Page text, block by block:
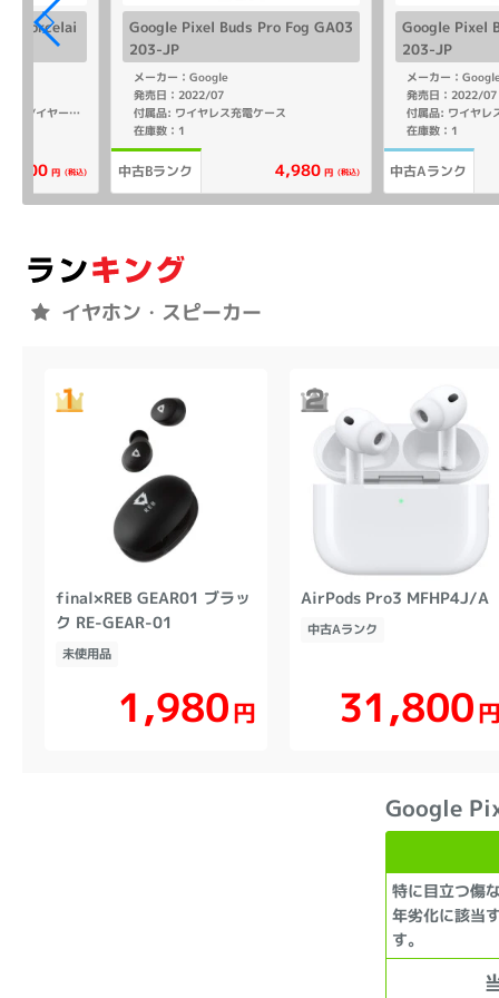
Porcelai
付属品: 箱/ワイヤレス充電ケース/イヤーチップ(XS/S/M/L)/クイックスタートガイド
円 (税込)
Google Pixel Buds Pro Fog GA03
203-JP
メーカー：Google
発売日：2022/07
付属品: ワイヤレス充電ケース
在庫数：1
中古Bランク 4,980 円 (税込)
Google Pixel
203-JP
メーカー：
発売日：2022/07
付属品: ワイヤレ
在庫数：1
中古Aランク
イヤホン・スピーカー
final×REB GEAR01 ブラッ
ク RE-GEAR-01
未使用品
1,980円
AirPods Pro3 MFHP4J/A
中古Aランク
31,800
Google
特に目立つ傷
年劣化に該当
す。